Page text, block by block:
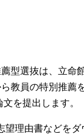
型選抜は、立命
教員の特別推薦
文を提出 します。
望理由書などを